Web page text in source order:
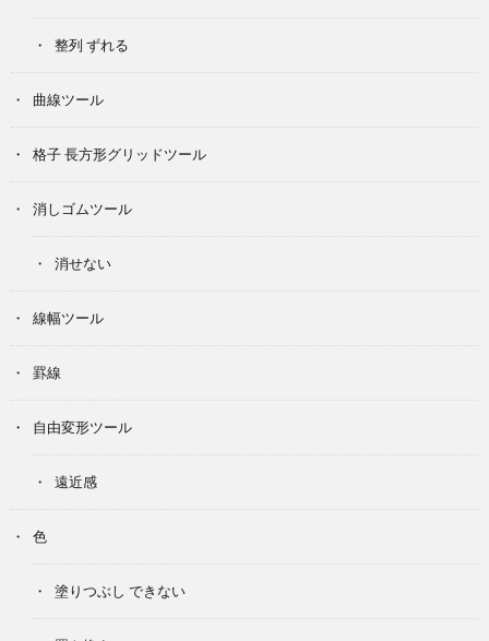
整列 ずれる
曲線ツール
格子 長方形グリッドツール
消しゴムツール
消せない
線幅ツール
罫線
自由変形ツール
遠近感
色
塗りつぶし できない